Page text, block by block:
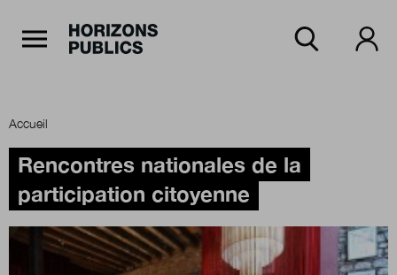
Accueil
Rubriques
Accueil
Rencontres nationales de la
participation citoyenne